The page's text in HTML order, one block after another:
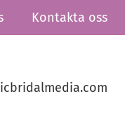
Kontakta oss